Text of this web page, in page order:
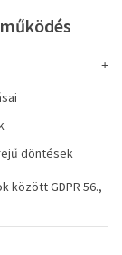
döntések
között GDPR 56.,